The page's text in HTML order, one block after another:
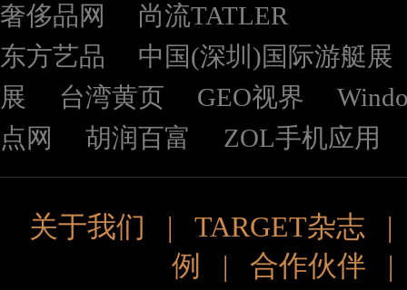
奢侈品网
尚流TATLER
东方艺品
中国(深圳)国际游艇展
展
台湾黄页 GEO视界
点网
胡润百富 ZOL手机应用
关于我们 | TARGET杂志
例
| 合作伙伴